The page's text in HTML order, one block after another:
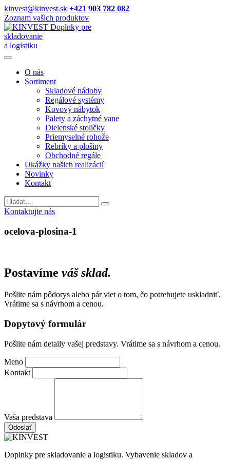
kinvest@kinvest.sk +421 903 782 082
Zoznam vašich produktov
Doplnky pre
skladovanie
a logistiku
O nás
Sortiment
Skladové nádoby
Regálové systémy
Kovový nábytok
Palety a záchytné vane
Dielenské stoličky
Priemyselné rohože
Rebríky a plošiny
Obchodné regále
Ukážky našich realizácií
Novinky
Kontakt
Vyhladavanie
Kontaktujte nás
ocelova-plosina-1
Postavíme váš sklad.
Pošlite nám pôdorys alebo pár viet o tom, čo potrebujete uskladniť.
Vrátime sa s návrhom a cenou.
Dopytový formulár
Pošlite nám detaily vašej predstavy. Vrátime sa s návrhom a cenou.
Meno
Kontakt
Vaša predstava
Odoslať
Doplnky pre skladovanie a logistiku. Vybavenie skladov a